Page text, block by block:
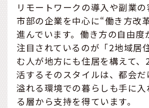
リモートワークの導入や副業
市部の企業を中心に“働き方改
進んでいます。働き方の自由度
注目されているのが「2地域居
む人が地方にも住居を構えて、
活するそのスタイルは、都会
溢れる環境での暮らしも手に
る層から支持を得ています。